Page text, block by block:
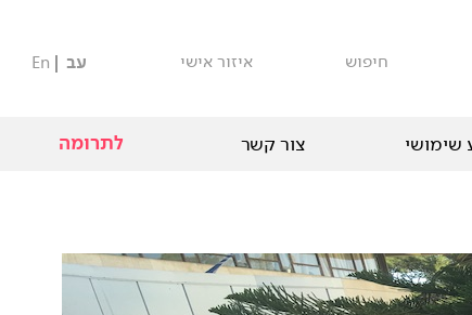
חיפוש איזור אישי עב En
שימושי צור קשר לתרומה